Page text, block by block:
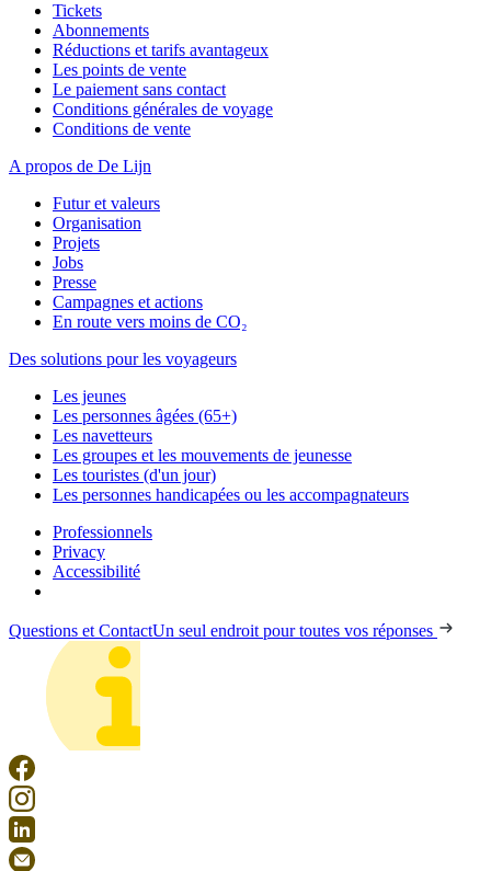
Tickets
Abonnements
Réductions et tarifs avantageux
Les points de vente
Le paiement sans contact
Conditions générales de voyage
Conditions de vente
A propos de De Lijn
Futur et valeurs
Organisation
Projets
Jobs
Presse
Campagnes et actions
En route vers moins de CO₂
Des solutions pour les voyageurs
Les jeunes
Les personnes âgées (65+)
Les navetteurs
Les groupes et les mouvements de jeunesse
Les touristes (d'un jour)
Les personnes handicapées ou les accompagnateurs
Professionnels
Privacy
Accessibilité
Questions et ContactUn seul endroit pour toutes vos réponses